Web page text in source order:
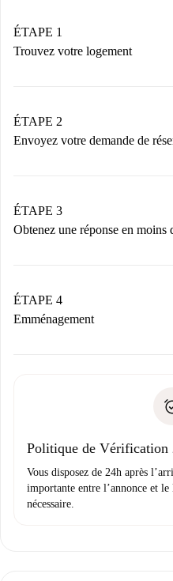
ÉTAPE 1
Trouvez votre logement
Vous disposez à
nécessaires.
ÉTAPE 2
Envoyez votre demande de
Nous ne vous
n’aura pas accepté.
ÉTAPE 3
Obtenez une réponse en moins
contact avec le
Si refusé : aucun
Justificatif de
ÉTAPE 4
Emménagement
uniquement si aucun
Politique de Vérification
Vous disposez de 24h après
importante entre l’annonce et
nécessaire.